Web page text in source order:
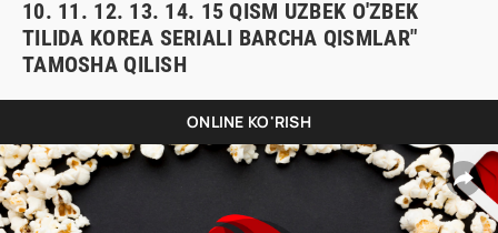
10. 11. 12. 13. 14. 15 QISM UZBEK O'ZBEK
TILIDA KOREA SERIALI BARCHA QISMLAR"
TAMOSHA QILISH
ONLINE KO'RISH